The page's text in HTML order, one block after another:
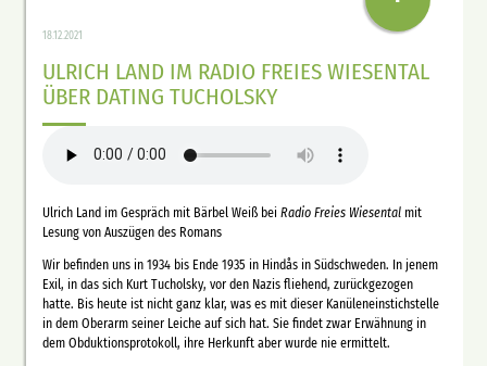
18.12.2021
ULRICH LAND IM RADIO FREIES WIESENTAL
ÜBER DATING TUCHOLSKY
Ulrich Land im Gespräch mit Bärbel Weiß beiRadio Freies Wiesental mit
Lesung von Auszügen des Romans
Wir befinden uns in 1934 bis Ende 1935 in Hindås in Südschweden. In jenem
Exil, in das sich Kurt Tucholsky, vor den Nazis fliehend, zurückgezogen
hatte. Bis heute ist nicht ganz klar, was es mit dieser Kanüleneinstichstelle
in dem Oberarm seiner Leiche auf sich hat. Sie findet zwar Erwähnung in
dem Obduktionsprotokoll, ihre Herkunft aber wurde nie ermittelt.